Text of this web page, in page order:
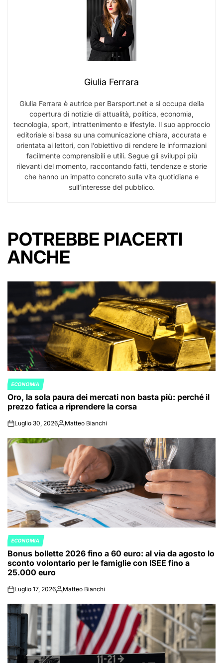
Giulia Ferrara
Giulia Ferrara è autrice per Barsport.net e si occupa della
copertura di notizie di attualità, politica, economia,
tecnologia, sport, intrattenimento e lifestyle. Il suo approccio
editoriale si basa su una comunicazione chiara, accurata e
orientata ai lettori, con l’obiettivo di rendere le informazioni
facilmente comprensibili e utili. Segue gli sviluppi più
rilevanti del momento, raccontando fatti, tendenze e storie
che hanno un impatto concreto sulla vita quotidiana e
sull’interesse del pubblico.
POTREBBE PIACERTI
ANCHE
POSTED
IN
ECONOMIA
Oro, la sola paura dei mercati non basta più: perché il
prezzo fatica a riprendere la corsa
onLuglio 30, 2026Posted
Matteo Bianchi
POSTED
IN
ECONOMIA
Bonus bollette 2026 fino a 60 euro: al via da agosto lo
sconto volontario per le famiglie con ISEE fino a
25.000 euro
onLuglio 17, 2026Posted
Matteo Bianchi